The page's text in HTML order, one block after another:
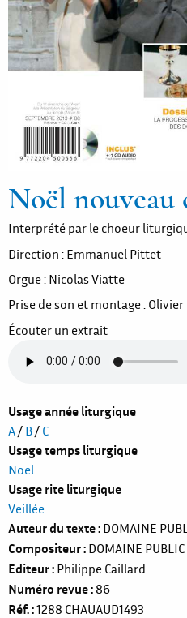
Noël nouveau
Interprété par le choeur
Direction : Emmanuel Pittet
Orgue : Nicolas Viatte
Prise de son et montage :
Écouter un extrait
Usage année liturgique
A/ B/ C
Usage temps liturgique
Noël
Usage rite liturgique
Veillée
Auteur du texte DOMAINE
Compositeur DOMAINE PUBLIC
Editeur Philippe Caillard
Numéro revue 86
Réf. 1288 CHAUAUD1493